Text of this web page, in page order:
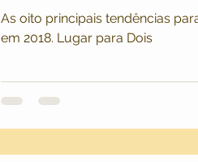
As oito principais tendências
em 2018. Lugar para Dois